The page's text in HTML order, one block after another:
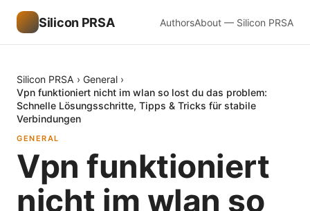
Silicon PRSA AuthorsAbout — Silicon PRSA
Silicon PRSA › General ›
Vpn funktioniert nicht im wlan so lost du das problem:
Schnelle Lösungsschritte, Tipps & Tricks für stabile
Verbindungen
GENERAL
Vpn funktioniert
nicht im wlan so